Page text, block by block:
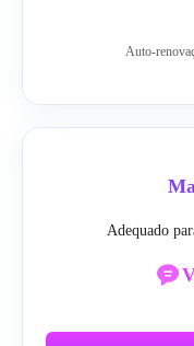
Auto-
Adequado